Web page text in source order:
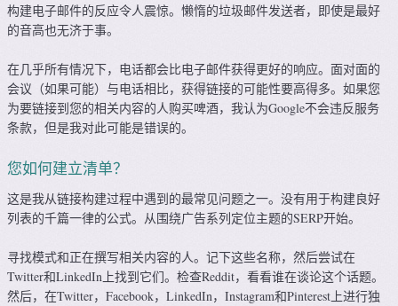
构建电子邮件的反应令人震惊。懒惰的垃圾邮件发送者，即使是最好
的音高也无济于事。
在几乎所有情况下，电话都会比电子邮件获得更好的响应。面对面的
会议（如果可能）与电话相比，获得链接的可能性要高得多。如果您
为要链接到您的相关内容的人购买啤酒，我认为Google不会违反服务
条款，但是我对此可能是错误的。
您如何建立清单？
这是我从链接构建过程中遇到的最常见问题之一。没有用于构建良好
列表的千篇一律的公式。从围绕广告系列定位主题的SERP开始。
寻找模式和正在撰写相关内容的人。记下这些名称，然后尝试在
Twitter和LinkedIn上找到它们。检查Reddit，看看谁在谈论这个话题。
然后，在Twitter，Facebook，LinkedIn，Instagram和Pinterest上进行独